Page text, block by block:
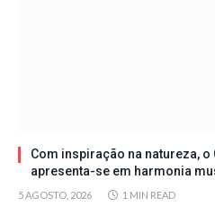
Com inspiração na natureza,
apresenta-se em harmonia
5 AGOSTO, 2026 1 MIN READ